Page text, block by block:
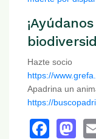
Hazte socio
https://
Apadrina un
https://